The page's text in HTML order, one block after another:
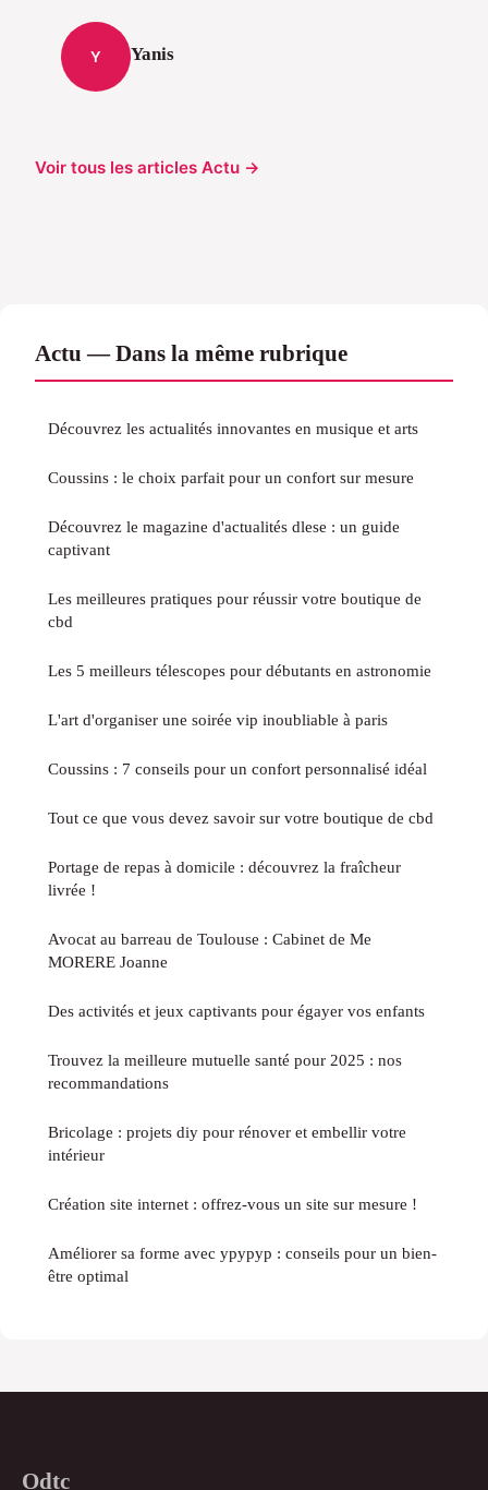
Y Yanis
Voir tous les articles Actu →
Actu — Dans la même rubrique
Découvrez les actualités innovantes en musique et arts
Coussins : le choix parfait pour un confort sur mesure
Découvrez le magazine d'actualités dlese : un guide
captivant
Les meilleures pratiques pour réussir votre boutique de
cbd
Les 5 meilleurs télescopes pour débutants en astronomie
L'art d'organiser une soirée vip inoubliable à paris
Coussins : 7 conseils pour un confort personnalisé idéal
Tout ce que vous devez savoir sur votre boutique de cbd
Portage de repas à domicile : découvrez la fraîcheur
livrée !
Avocat au barreau de Toulouse : Cabinet de Me
MORERE Joanne
Des activités et jeux captivants pour égayer vos enfants
Trouvez la meilleure mutuelle santé pour 2025 : nos
recommandations
Bricolage : projets diy pour rénover et embellir votre
intérieur
Création site internet : offrez-vous un site sur mesure !
Améliorer sa forme avec ypypyp : conseils pour un bien-
être optimal
Odtc